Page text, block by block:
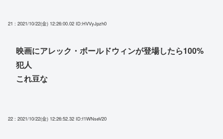
21 : 2021/10/22(金) 12:26:00.02 ID:HVVyJpzh0
映画にアレック・ボールドウィンが登場したら100%
犯人
これ豆な
22 : 2021/10/22(金) 12:26:52.32 ID:f1WNseV20